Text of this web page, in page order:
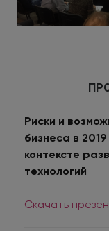
Риски и
бизнеса в 2019
контексте
технологий
Скачать